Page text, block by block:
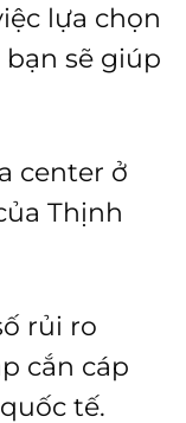
lựa chọn
sẽ giúp
center ở
Thịnh
rủi ro
cắn cáp
tế.